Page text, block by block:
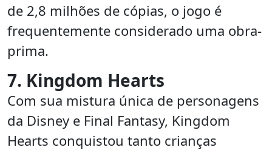
de 2,8 milhões de cópias, o jogo é
frequentemente considerado uma obra-
prima.
7. Kingdom Hearts
Com sua mistura única de personagens
da Disney e Final Fantasy, Kingdom
Hearts conquistou tanto crianças